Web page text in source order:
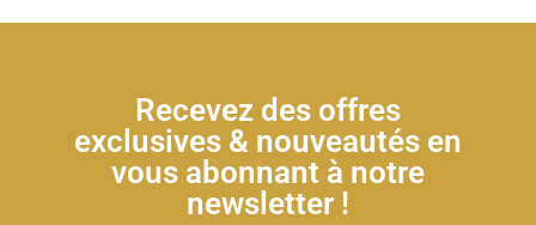
Recevez des offres
exclusives & nouveautés en
vous abonnant à notre
newsletter !